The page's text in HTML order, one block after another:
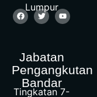
Lumpur
Jabatan
Pengangkutan
Bandar
Tingkatan 7-